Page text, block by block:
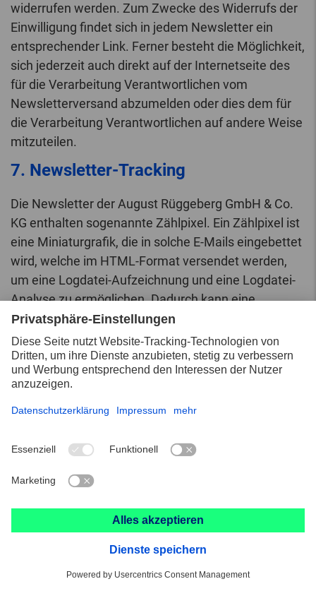
widerrufen werden. Zum Zwecke des Widerrufs der
Einwilligung findet sich in jedem Newsletter ein
entsprechender Link. Ferner besteht die Möglichkeit,
sich jederzeit auch direkt auf der Internetseite des
für die Verarbeitung Verantwortlichen vom
Newsletterversand abzumelden oder dies dem für
die Verarbeitung Verantwortlichen auf andere Weise
mitzuteilen.
7. Newsletter-Tracking
Die Newsletter der August Rüggeberg GmbH & Co.
KG enthalten sogenannte Zählpixel. Ein Zählpixel ist
eine Miniaturgrafik, die in solche E-Mails eingebettet
wird, welche im HTML-Format versendet werden,
um eine Logdatei-Aufzeichnung und eine Logdatei-
Analyse zu ermöglichen. Dadurch kann eine
statistische Auswertung des Erfolges oder
Misserfolges von Online-Marketing-Kampagnen
durchgeführt werden. Anhand des eingebetteten
Zählpixels kann die August Rüggeberg GmbH & Co.
KG erkennen, ob und wann eine E-Mail von einer
betroffenen Person geöffnet wurde und welche in
Person aufgerufen wurden.
Solche über die in den Newslettern enthaltenen
werden von dem für die Verarbeitung
Verantwortlichen gespeichert und ausgewertet, um
den Newsletterversand zu optimieren und den Inhalt
zukünftiger Newsletter noch besser den Interessen